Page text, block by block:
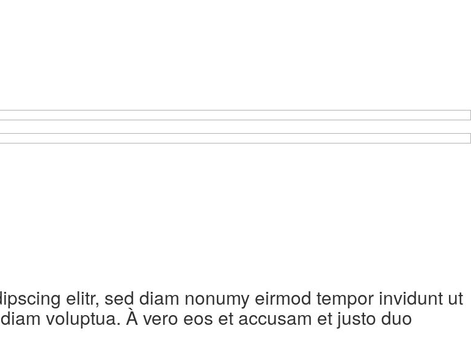
elitr, sed diam nonumy eirmod tempor invidunt ut
voluptua. À vero eos et accusam et justo duo